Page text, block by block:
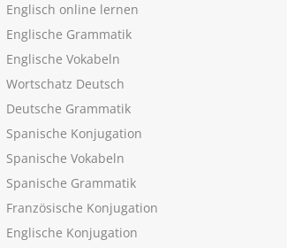
Englisch online lernen
Englische Grammatik
Englische Vokabeln
Wortschatz Deutsch
Deutsche Grammatik
Spanische Konjugation
Spanische Vokabeln
Spanische Grammatik
Französische Konjugation
Englische Konjugation